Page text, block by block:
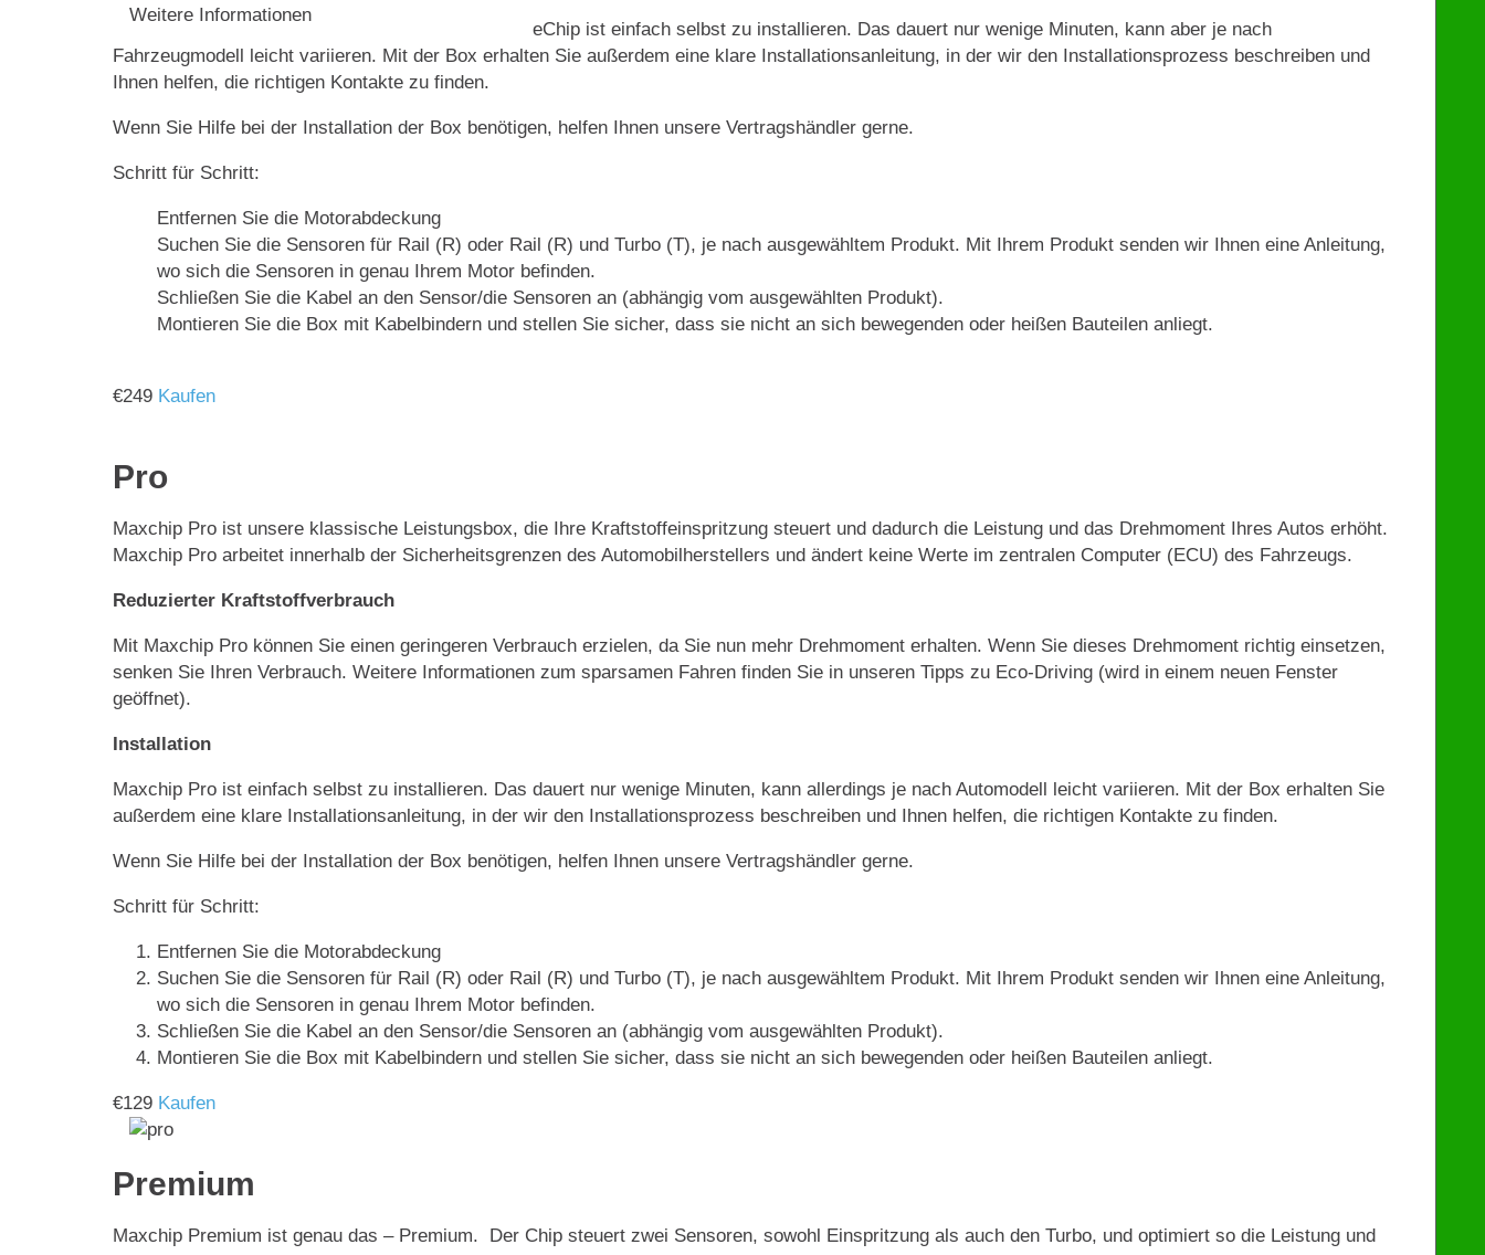
Weitere Informationen
eChip ist einfach selbst zu installieren. Das dauert nur wenige Minuten, kann aber je nach
Fahrzeugmodell leicht variieren. Mit der Box erhalten Sie außerdem eine klare Installationsanleitung, in der wir den Installationsprozess beschreiben und
Ihnen helfen, die richtigen Kontakte zu finden.
Wenn Sie Hilfe bei der Installation der Box benötigen, helfen Ihnen unsere Vertragshändler gerne.
Schritt für Schritt:
Entfernen Sie die Motorabdeckung
Suchen Sie die Sensoren für Rail (R) oder Rail (R) und Turbo (T), je nach ausgewähltem Produkt. Mit Ihrem Produkt senden wir Ihnen eine Anleitung,
wo sich die Sensoren in genau Ihrem Motor befinden.
Schließen Sie die Kabel an den Sensor/die Sensoren an (abhängig vom ausgewählten Produkt).
Montieren Sie die Box mit Kabelbindern und stellen Sie sicher, dass sie nicht an sich bewegenden oder heißen Bauteilen anliegt.
€249 Kaufen
Pro
Maxchip Pro ist unsere klassische Leistungsbox, die Ihre Kraftstoffeinspritzung steuert und dadurch die Leistung und das Drehmoment Ihres Autos erhöht.
Maxchip Pro arbeitet innerhalb der Sicherheitsgrenzen des Automobilherstellers und ändert keine Werte im zentralen Computer (ECU) des Fahrzeugs.
Reduzierter Kraftstoffverbrauch
Mit Maxchip Pro können Sie einen geringeren Verbrauch erzielen, da Sie nun mehr Drehmoment erhalten. Wenn Sie dieses Drehmoment richtig einsetzen,
senken Sie Ihren Verbrauch. Weitere Informationen zum sparsamen Fahren finden Sie in unseren Tipps zu Eco-Driving (wird in einem neuen Fenster
geöffnet).
Installation
Maxchip Pro ist einfach selbst zu installieren. Das dauert nur wenige Minuten, kann allerdings je nach Automodell leicht variieren. Mit der Box erhalten Sie
außerdem eine klare Installationsanleitung, in der wir den Installationsprozess beschreiben und Ihnen helfen, die richtigen Kontakte zu finden.
Wenn Sie Hilfe bei der Installation der Box benötigen, helfen Ihnen unsere Vertragshändler gerne.
Schritt für Schritt:
Entfernen Sie die Motorabdeckung
Suchen Sie die Sensoren für Rail (R) oder Rail (R) und Turbo (T), je nach ausgewähltem Produkt. Mit Ihrem Produkt senden wir Ihnen eine Anleitung,
wo sich die Sensoren in genau Ihrem Motor befinden.
Schließen Sie die Kabel an den Sensor/die Sensoren an (abhängig vom ausgewählten Produkt).
Montieren Sie die Box mit Kabelbindern und stellen Sie sicher, dass sie nicht an sich bewegenden oder heißen Bauteilen anliegt.
€129 Kaufen
Premium
Maxchip Premium ist genau das – Premium. Der Chip steuert zwei Sensoren, sowohl Einspritzung als auch den Turbo, und optimiert so die Leistung und